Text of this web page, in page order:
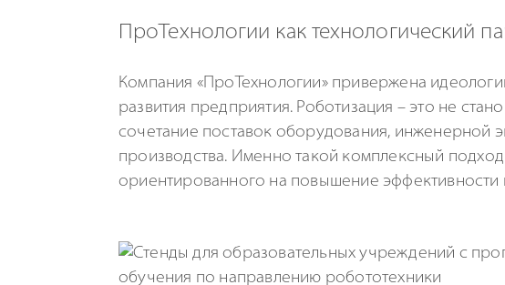
ПроТехнологии как технологический
Компания «ПроТехнологии» привержена
развития предприятия. Роботизация – это не
сочетание поставок оборудования, инженерной
производства. Именно такой комплексный
ориентированного на повышение эффективности